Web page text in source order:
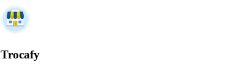
Trocafy